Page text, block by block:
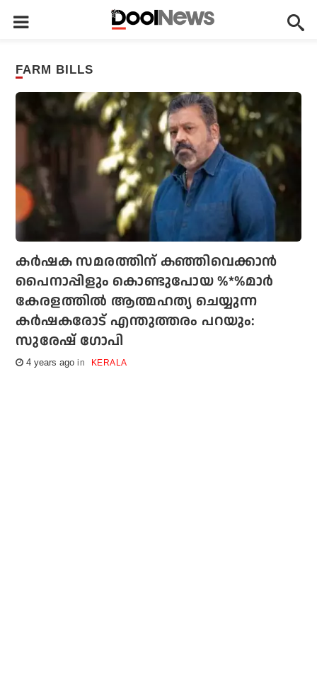
FARM BILLS
കര്‍ഷക സമരത്തിന് കഞ്ഞിവെക്കാന്‍
പൈനാപ്പിളും കൊണ്ടുപോയ %*%മാര്‍
കേരളത്തില്‍ ആത്മഹത്യ ചെയ്യുന്ന
കര്‍ഷകരോട് എന്തുത്തരം പറയും:
സുരേഷ് ഗോപി
4 years ago KERALA